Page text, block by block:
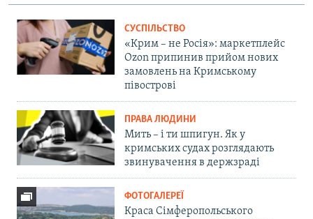
СУСПІЛЬСТВО
«Крим – не Росія»: маркетплейс
Ozon припинив прийом нових
замовлень на Кримському
півострові
ПРАВА ЛЮДИНИ
Мить – і ти шпигун. Як у
кримських судах розглядають
звинувачення в держзраді
ФОТОГАЛЕРЕЇ
Краса Сімферопольського